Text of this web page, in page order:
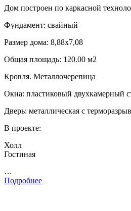
Дом построен по каркасной
Фундамент: свайный
Размер дома: 8,88х7,08
Общая площадь: 120.00 м2
Кровля. Металлочерепица
Окна: пластиковый двухкамерный
Дверь: металлическая с
В проекте:
Холл
Гостиная
…
Подробнее